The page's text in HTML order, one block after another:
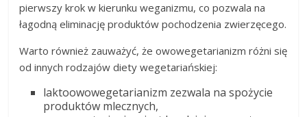
pierwszy krok w kierunku weganizmu, co pozwala na
łagodną eliminację produktów pochodzenia zwierzęcego.
Warto również zauważyć, że owowegetarianizm różni się
od innych rodzajów diety wegetariańskiej:
laktoowowegetarianizm zezwala na spożycie
produktów mlecznych,